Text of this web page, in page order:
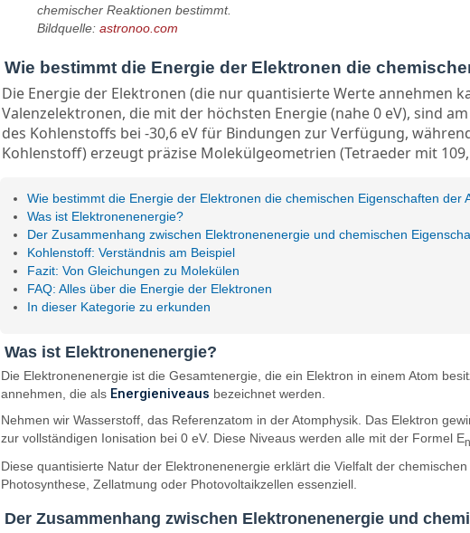
chemischer Reaktionen bestimmt.
Bildquelle:astronoo.com
Wie bestimmt die Energie der Elektronen die
Die Energie der Elektronen (die nur quantisierte Werte annehmen
Valenzelektronen, die mit der höchsten Energie (nahe 0 eV), sind
des Kohlenstoffs bei -30,6 eV für Bindungen zur Verfügung,
Kohlenstoff) erzeugt präzise Molekülgeometrien (Tetraeder mit
Wie bestimmt die Energie der Elektronen die chemischen Eigenschaften der
Was ist Elektronenenergie?
Der Zusammenhang zwischen Elektronenenergie und chemischen
Kohlenstoff: Verständnis am Beispiel
Fazit: Von Gleichungen zu Molekülen
FAQ: Alles über die Energie der Elektronen
In dieser Kategorie zu erkunden
Was ist Elektronenenergie?
Die Elektronenenergie ist die Gesamtenergie, die ein Elektron in einem Atom
annehmen, die als Energieniveaus bezeichnet werden.
Nehmen wir Wasserstoff, das Referenzatom in der Atomphysik. Das Elektron
zur vollständigen Ionisation bei 0 eV. Diese Niveaus werden alle mit der Formel En
Diese quantisierte Natur der Elektronenenergie erklärt die Vielfalt der
Photosynthese, Zellatmung oder Photovoltaikzellen essenziell.
Der Zusammenhang zwischen Elektronenenergie und